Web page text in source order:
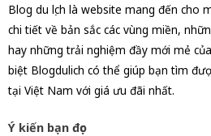
Blog du lịch là website mang đến cho
chi tiết về bản sắc các vùng miền,
hay những trải nghiệm đầy mới mẻ
biệt Blogdulich có thể giúp bạn tìm
tại Việt Nam với giá ưu đãi nhất.
Ý kiến bạn đọc